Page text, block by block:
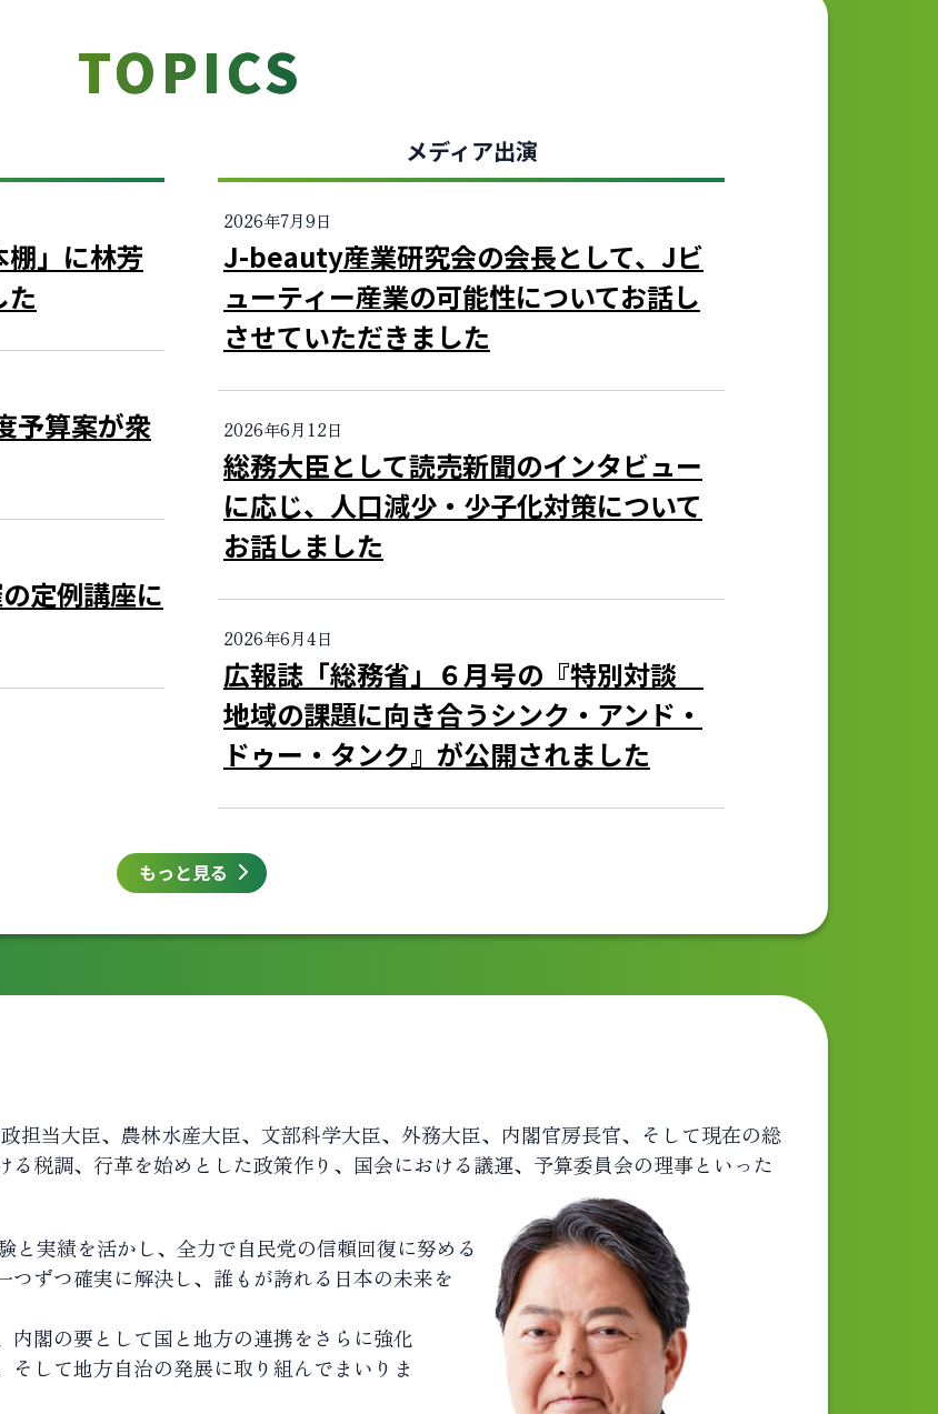
TOPICS
」に林芳
た
予算案が衆
定例講座に
メディア出演
2026年7月9日
J-beauty産業研究会の会長として、Jビ
ューティー産業の可能性についてお話し
させていただきました
2026年6月12日
総務大臣として読売新聞のインタビュー
に応じ、人口減少・少子化対策について
お話しました
2026年6月4日
広報誌「総務省」６月号の『特別対談
地域の課題に向き合うシンク・アンド・
ドゥー・タンク』が公開されました
もっと見る
担当大臣、農林水産大臣、文部科学大臣、外務大臣、内閣官房長官、そして現在の総
税調、行革を始めとした政策作り、国会における議運、予算委員会の理事といった
と実績を活かし、全力で自民党の信頼回復に努める
つずつ確実に解決し、誰もが誇れる日本の未来を
閣の要として国と地方の連携をさらに強化
して地方自治の発展に取り組んでまいりま